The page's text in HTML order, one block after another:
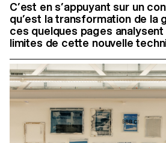
C’est en s’appuyant sur un
qu’est la transformation de la
ces quelques pages
limites de cette nouvelle